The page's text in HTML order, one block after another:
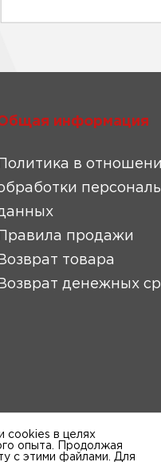
информация
Политика в
Правила продажи
Возврат товара
Возврат денежных
cookies в целях
опыта. Продолжая
с этими файлами. Для